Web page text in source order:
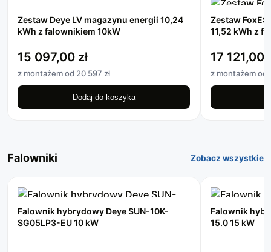
Zestaw Deye LV magazynu energii 10,24
kWh z falownikiem 10kW
15 097,00 zł
z montażem od 20 597 zł
Dodaj do koszyka
Zestaw
11,52 kWh z
17 121,00
z montażem od
Falowniki Zobacz wszystkie
Falownik hybrydowy Deye SUN-10K-
SG05LP3-EU 10 kW
Falownik
15.0 15 kW